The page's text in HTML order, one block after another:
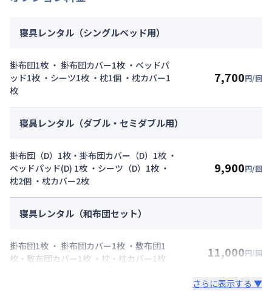
寝具レンタル（シングルベッド用）
掛布団1枚 ・ 掛布団カバー1枚 ・ベッドパ
ッド1枚 ・シーツ1枚 ・枕1個 ・枕カバー1
枚
7,700円/回
寝具レンタル（ダブル・セミダブル用）
掛布団（D）1枚・掛布団カバー（D）1枚 ・
ベッドパッド(D) 1枚 ・シーツ（D）1枚 ・
枕2個 ・枕カバー2枚
9,900円/回
寝具レンタル（和布団セット）
掛布団1枚 ・ 掛布団カバー1枚 ・敷布団1
枚・敷布団カバー1枚 ・枕・枕カバー1枚
11,000円/回
さらに表示する ▼